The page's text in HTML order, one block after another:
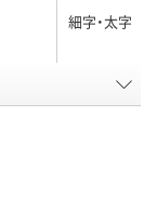
細字・太字